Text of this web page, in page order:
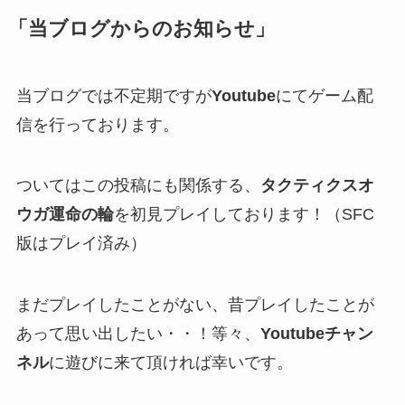
「当ブログからのお知らせ」
当ブログでは不定期ですがYoutubeにてゲーム配
信を行っております。
ついてはこの投稿にも関係する、
タクティクスオ
ウガ運命の輪を初見プレイしております！（SFC
版はプレイ済み）
まだプレイしたことがない、昔プレイしたことが
あって思い出したい・・！等々、 Youtubeチャン
ネルに遊びに来て頂ければ幸いです。